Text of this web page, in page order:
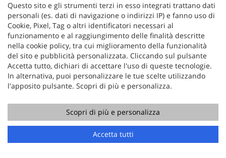
Contatta un consulente
Email:
info@mercauto2.com
Dati fiscali:
ALLES DI INVERSO LORENZO
Via Nazionale, 171 PD - 36056 Tezze sul Brenta
C.F/P.IVA:03514030240
Registro delle imprese: PD
Questo sito e gli strumenti terzi in esso integrati trattano dati
personali (es. dati di navigazione o indirizzi IP) e fanno uso di
Cookie, Pixel, Tag o altri identificatori necessari al
funzionamento e al raggiungimento delle finalità descritte
nella cookie policy, tra cui miglioramento della funzionalità
del sito e pubblicità personalizzata. Cliccando sul pulsante
Accetta tutto, dichiari di accettare l'uso di queste tecnologie.
In alternativa, puoi personalizzare le tue scelte utilizzando
l'apposito pulsante. Scopri di più e personalizza.
Scopri di più e personalizza
Accetta tutti